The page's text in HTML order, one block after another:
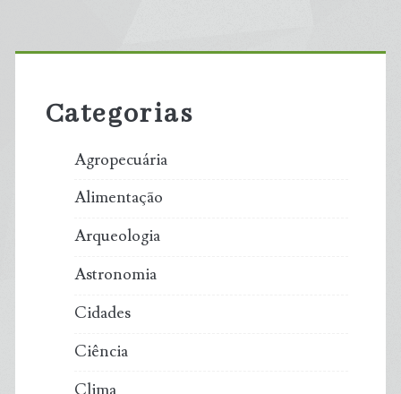
Primary
Sidebar
Categorias
Agropecuária
Alimentação
Arqueologia
Astronomia
Cidades
Ciência
Clima